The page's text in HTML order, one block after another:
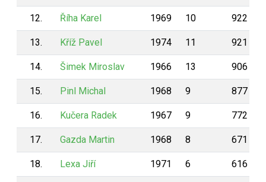
12. Říha Karel 1969 10 922
13. Kříž Pavel 1974 11 921
14. Šimek Miroslav 1966 13 906
15. Pinl Michal 1968 9 877
16. Kučera Radek 1967 9 772
17. Gazda Martin 1968 8 671
18. Lexa Jiří 1971 6 616